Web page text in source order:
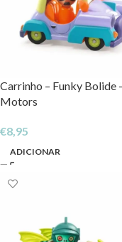
Carrinho – Funky Bolide
Motors
€8,95
ADICIONAR